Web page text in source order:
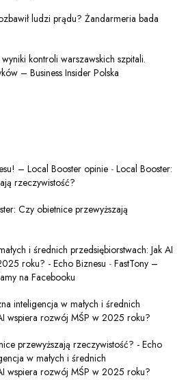
ludzi prądu? Żandarmeria bada
kontroli warszawskich szpitali.
– Business Insider Polska
– Local Booster opinie - Local Booster:
rzeczywistość?
Czy obietnice przewyższają
i średnich przedsiębiorstwach: Jak AI
roku? - Echo Biznesu - FastTony –
na Facebooku
inteligencja w małych i średnich
wspiera rozwój MŚP w 2025 roku?
przewyższają rzeczywistość? - Echo
w małych i średnich
wspiera rozwój MŚP w 2025 roku?